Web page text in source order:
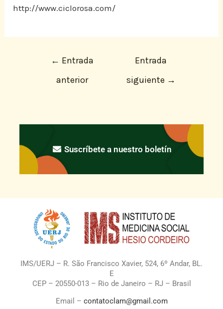
http://www.ciclorosa.com/
← Entrada
anterior
Entrada
siguiente →
Suscríbete a nuestro boletín
IMS/UERJ – R. São Francisco Xavier, 524, 6º Andar, BL.
E
CEP – 20550-013 – Rio de Janeiro – RJ – Brasil
Email – contatoclam@gmail.com